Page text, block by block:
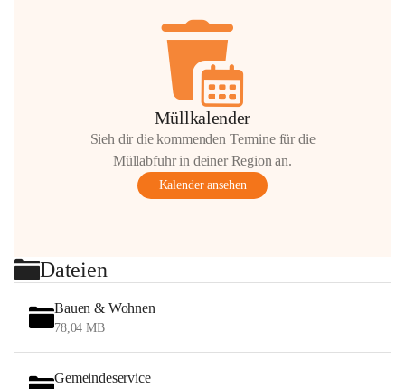
Müllkalender
Sieh dir die kommenden Termine für die
Müllabfuhr in deiner Region an.
Kalender ansehen
Dateien
Bauen & Wohnen
78,04 MB
Gemeindeservice